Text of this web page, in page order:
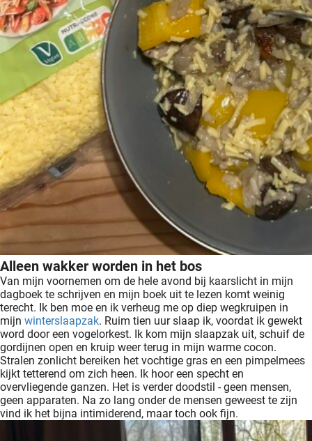
Alleen wakker worden in het bos
Van mijn voornemen om de hele avond bij kaarslicht in mijn
dagboek te schrijven en mijn boek uit te lezen komt weinig
terecht. Ik ben moe en ik verheug me op diep wegkruipen in
mijn winterslaapzak. Ruim tien uur slaap ik, voordat ik gewekt
word door een vogelorkest. Ik kom mijn slaapzak uit, schuif de
gordijnen open en kruip weer terug in mijn warme cocon.
Stralen zonlicht bereiken het vochtige gras en een pimpelmees
kijkt tetterend om zich heen. Ik hoor een specht en
overvliegende ganzen. Het is verder doodstil - geen mensen,
geen apparaten. Na zo lang onder de mensen geweest te zijn
vind ik het bijna intimiderend, maar toch ook fijn.